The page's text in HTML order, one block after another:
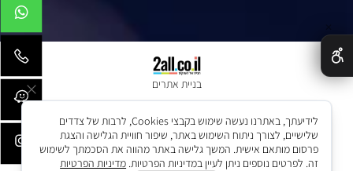
בניית אתרים
לידיעתך, באתרנו נעשה שימוש בקבצי Cookies, לרבות של צדדים
שלישיים, לצורך ניתוח השימוש באתר, שיפור חוויית הגלישה והצגת
פרסום מותאם אישית. המשך גלישה באתר מהווה את הסכמתך לשימוש
זה. לפרטים נוספים ניתן לעיין במדיניות הפרטיות. מדיניות הפרטיות